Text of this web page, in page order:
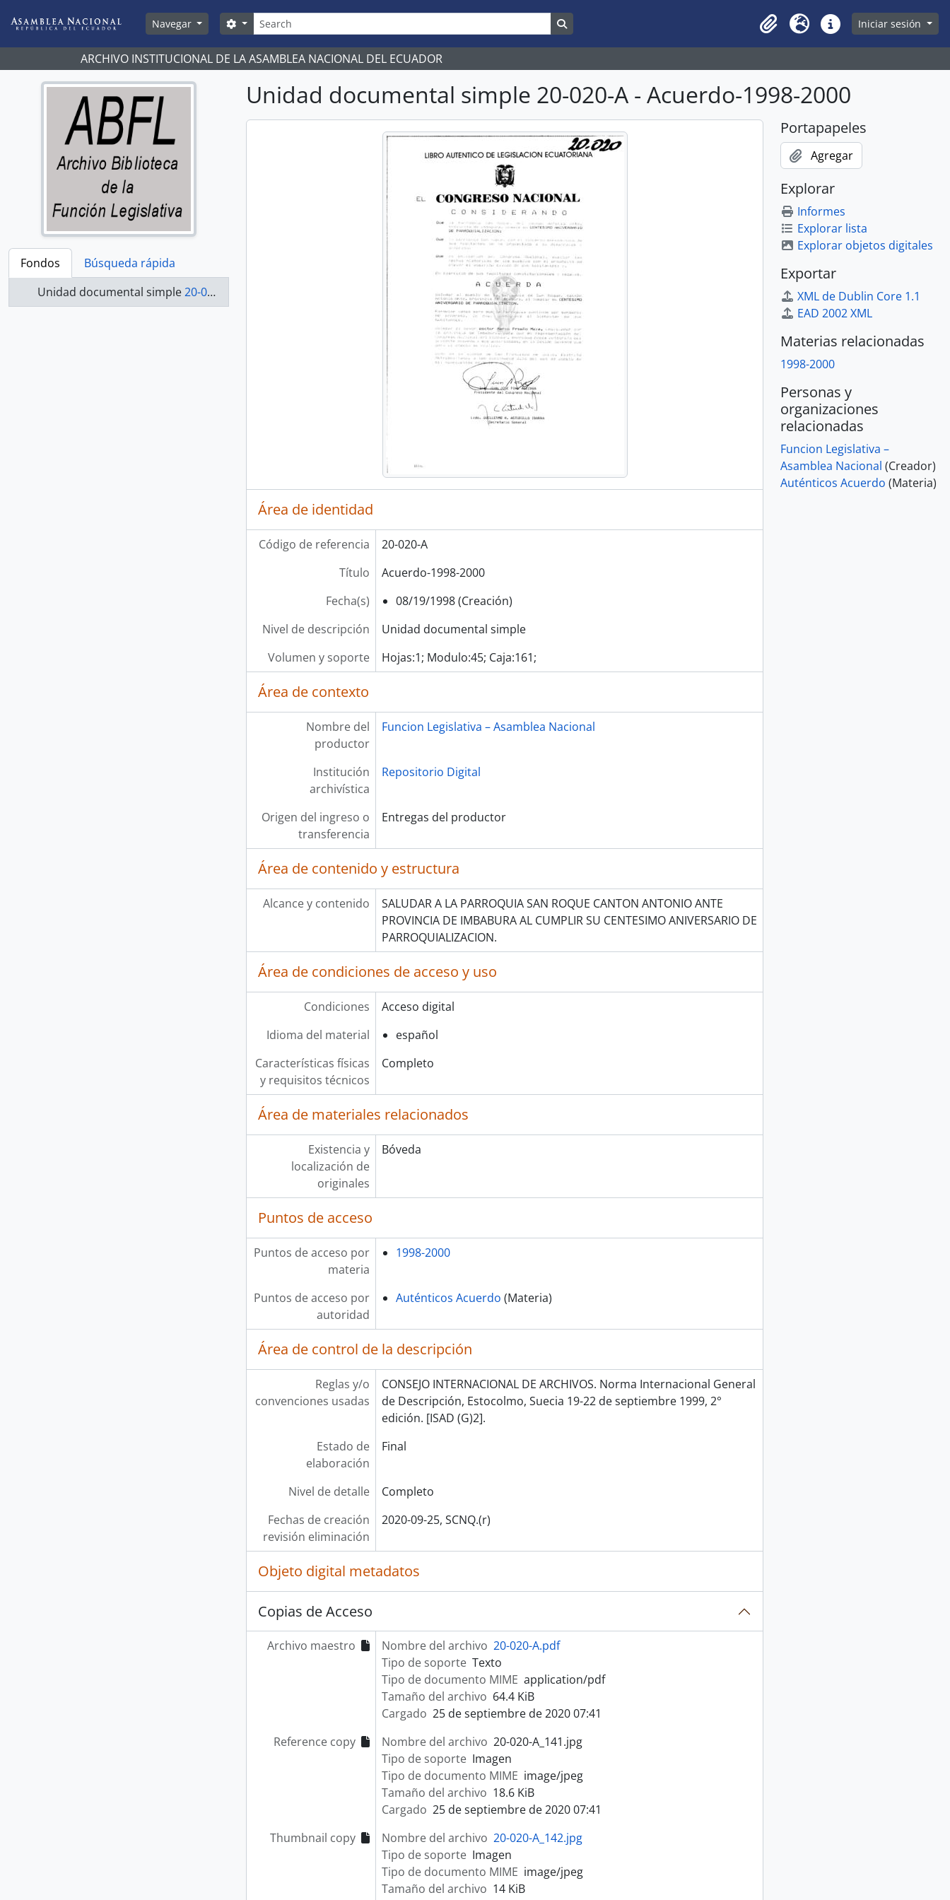
Navegar
Búsqueda
Search options
Clipboard
Idioma Enlaces rápidos
Iniciar sesión
ARCHIVO INSTITUCIONAL DE LA ASAMBLEA NACIONAL DEL ECUADOR
Fondos
Búsqueda rápida
Unidad documental simple20-020-A - Acuerdo-1998-2000
Unidad documental simple 20-020-A - Acuerdo-1998-2000
Área de identidad
Código de referencia
20-020-A
Título
Acuerdo-1998-2000
Fecha(s)
08/19/1998 (Creación)
Nivel de descripción
Unidad documental simple
Volumen y soporte
Hojas:1; Modulo:45; Caja:161;
Área de contexto
Nombre del
productor
Funcion Legislativa – Asamblea Nacional
Institución
archivística
Repositorio Digital
Origen del ingreso o
transferencia
Entregas del productor
Área de contenido y estructura
Alcance y contenido
SALUDAR A LA PARROQUIA SAN ROQUE CANTON ANTONIO ANTE
PROVINCIA DE IMBABURA AL CUMPLIR SU CENTESIMO ANIVERSARIO DE
PARROQUIALIZACION.
Área de condiciones de acceso y uso
Condiciones
Acceso digital
Idioma del material
español
Características físicas
y requisitos técnicos
Completo
Área de materiales relacionados
Existencia y
localización de
originales
Bóveda
Puntos de acceso
Puntos de acceso por
materia
1998-2000
Puntos de acceso por
autoridad
Auténticos Acuerdo (Materia)
Área de control de la descripción
Reglas y/o
convenciones usadas
CONSEJO INTERNACIONAL DE ARCHIVOS. Norma Internacional General
de Descripción, Estocolmo, Suecia 19-22 de septiembre 1999, 2°
edición. [ISAD (G)2].
Estado de
elaboración
Final
Nivel de detalle
Completo
Fechas de creación
revisión eliminación
2020-09-25, SCNQ.(r)
Objeto digital metadatos
Copias de Acceso
Archivo maestro Nombre del archivo 20-020-A.pdf
Tipo de soporte Texto
Tipo de documento MIME application/pdf
Tamaño del archivo 64.4 KiB
Cargado 25 de septiembre de 2020 07:41
Reference copy
Nombre del archivo 20-020-A_141.jpg
Tipo de soporte Imagen
Tipo de documento MIME image/jpeg
Tamaño del archivo 18.6 KiB
Cargado 25 de septiembre de 2020 07:41
Thumbnail copy
Nombre del archivo 20-020-A_142.jpg
Tipo de soporte Imagen
Tipo de documento MIME image/jpeg
Tamaño del archivo 14 KiB
Portapapeles
Agregar
Explorar
Informes
Explorar lista
Explorar objetos digitales
Exportar
XML de Dublin Core 1.1
EAD 2002 XML
Materias relacionadas
1998-2000
Personas y
organizaciones
relacionadas
Funcion Legislativa –
Asamblea Nacional (Creador)
Auténticos Acuerdo (Materia)